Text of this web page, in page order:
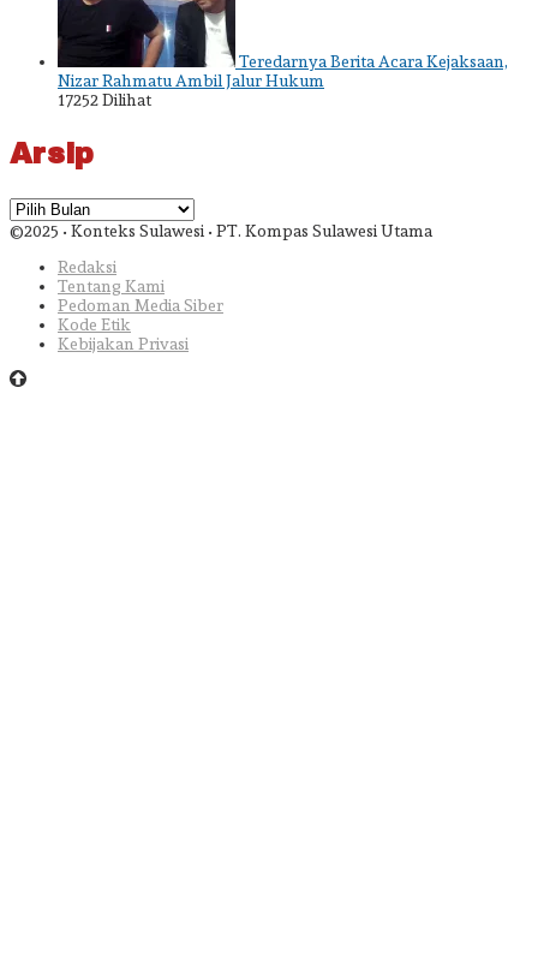
Teredarnya Berita Acara Kejaksaan,
Nizar Rahmatu Ambil Jalur Hukum
17252 Dilihat
Arsip
Arsip
©2025 • Konteks Sulawesi • PT. Kompas Sulawesi Utama
Redaksi
Tentang Kami
Pedoman Media Siber
Kode Etik
Kebijakan Privasi